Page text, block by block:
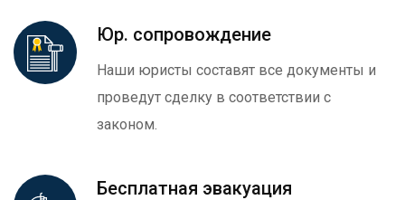
Юр. сопровождение
Наши юристы составят все документы и
проведут сделку в соответствии с
законом.
Бесплатная эвакуация